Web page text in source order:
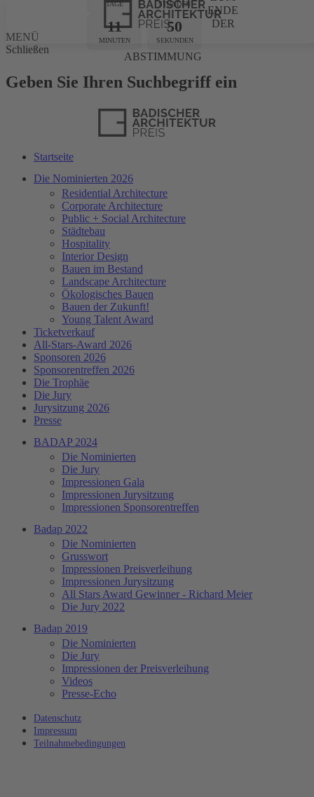
TAGE STUNDEN
11
MINUTEN
50
SEKUNDEN
ENDE
DER
ABSTIMMUNG
MENÜ
Schließen
Geben Sie Ihren Suchbegriff ein
Startseite
Die Nominierten 2026
Residential Architecture
Corporate Architecture
Public + Social Architecture
Städtebau
Hospitality
Interior Design
Bauen im Bestand
Landscape Architecture
Ökologisches Bauen
Bauen der Zukunft!
Young Talent Award
Ticketverkauf
All-Stars-Award 2026
Sponsoren 2026
Sponsorentreffen 2026
Die Trophäe
Die Jury
Jurysitzung 2026
Presse
BADAP 2024
Die Nominierten
Die Jury
Impressionen Gala
Impressionen Jurysitzung
Impressionen Sponsorentreffen
Badap 2022
Die Nominierten
Grusswort
Impressionen Preisverleihung
Impressionen Jurysitzung
All Stars Award Gewinner - Richard Meier
Die Jury 2022
Badap 2019
Die Nominierten
Die Jury
Impressionen der Preisverleihung
Videos
Presse-Echo
Datenschutz
Impressum
Teilnahmebedingungen